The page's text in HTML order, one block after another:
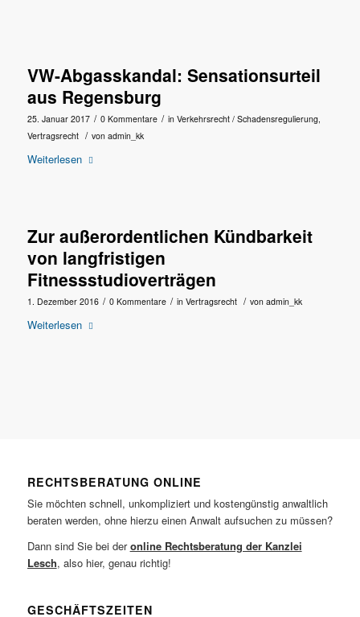
VW-Abgasskandal: Sensationsurteil
aus Regensburg
25. Januar 2017 / 0 Kommentare / in Verkehrsrecht / Schadensregulierung,
Vertragsrecht / von admin_kk
Weiterlesen
Zur außerordentlichen Kündbarkeit
von langfristigen
Fitnessstudioverträgen
1. Dezember 2016 / 0 Kommentare / in Vertragsrecht / von admin_kk
Weiterlesen
RECHTSBERATUNG ONLINE
Sie möchten schnell, unkompliziert und kostengünstig anwaltlich
beraten werden, ohne hierzu einen Anwalt aufsuchen zu müssen?
Dann sind Sie bei deronline Rechtsberatung der Kanzlei
Lesch, also hier, genau richtig!
GESCHÄFTSZEITEN